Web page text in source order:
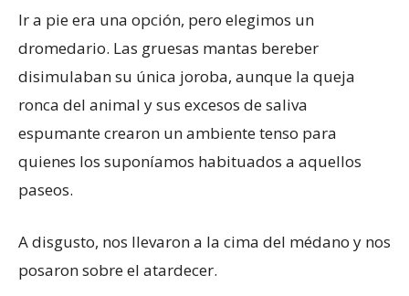
Ir a pie era una opción, pero elegimos un
dromedario. Las gruesas mantas bereber
disimulaban su única joroba, aunque la queja
ronca del animal y sus excesos de saliva
espumante crearon un ambiente tenso para
quienes los suponíamos habituados a aquellos
paseos.
A disgusto, nos llevaron a la cima del médano y nos
posaron sobre el atardecer.